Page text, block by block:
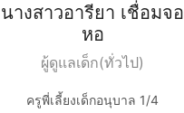
นางสาวอารียา เชื่อมจอ
หอ
ผู้ดูแลเด็ก(ทั่วไป)
ครูพี่เลี้ยงเด็กอนุบาล 1/4